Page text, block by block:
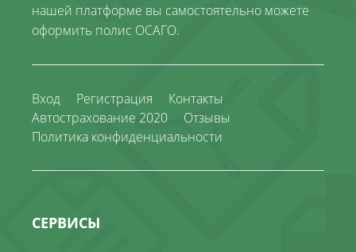
нашей платформе вы самостоятельно можете
оформить полис ОСАГО.
Вход Регистрация
Контакты
Автострахование 2020
Отзывы
Политика конфиденциальности
СЕРВИСЫ